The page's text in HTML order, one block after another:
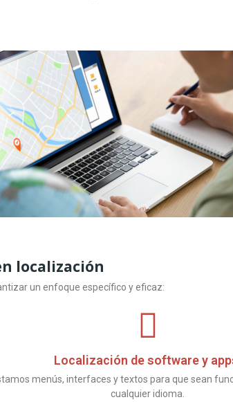
localización
un enfoque específico y eficaz:
Localización de software y
menús, interfaces y textos para que sean
cualquier idioma.